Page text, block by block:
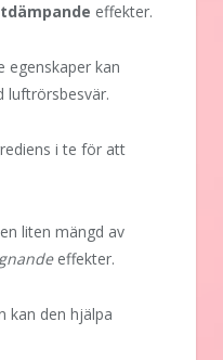
effekter.
egenskaper kan
luftrörsbesvär.
i te för att
liten mängd av
effekter.
kan den hjälpa